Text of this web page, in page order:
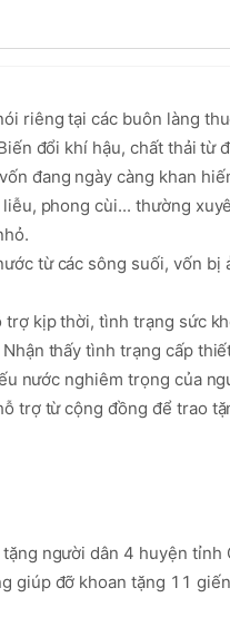
riêng tại các buôn làng
đổi khí hậu, chất thải từ
đang ngày càng khan
phong cùi... thường
từ các sông suối, vốn
trợ kịp thời, tình trạng sức
thấy tình trạng cấp
nước nghiêm trọng của
trợ từ cộng đồng để trao
người dân 4 huyện tỉnh
giúp đỡ khoan tặng 11